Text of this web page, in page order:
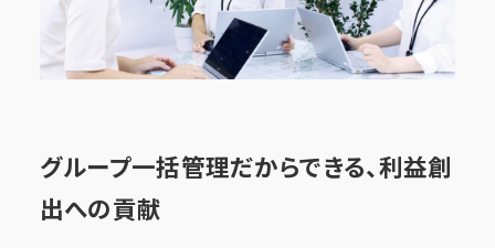
グループ一括管理だからできる、利益創
出への貢献